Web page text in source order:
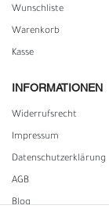
Wunschliste
Warenkorb
Kasse
INFORMATIONEN
Widerrufs­recht
Impressum
Daten­schutz­erklärung
AGB
Blog